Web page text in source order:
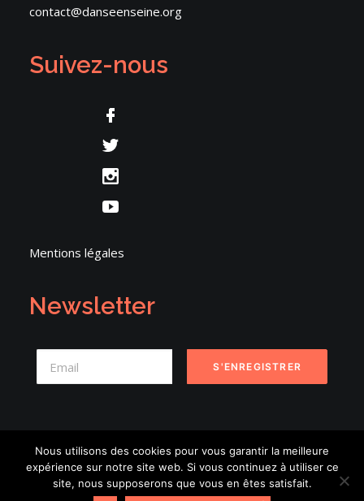
contact@danseenseine.org
Suivez-nous
Mentions légales
Newsletter
© 2026 Danse en Seine. | Tous droits réservés.
Nous utilisons des cookies pour vous garantir la meilleure
expérience sur notre site web. Si vous continuez à utiliser ce
site, nous supposerons que vous en êtes satisfait.